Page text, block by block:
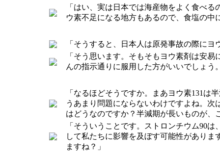
「はい、実は日本では海産物をよく食べ
ウ素不足になる地方もあるので、食塩の
「そうすると、日本人は原発事故の際に
「そう思います。そもそもヨウ素剤は安
んの指示通りに服用した方がいいでしょう
「なるほどそうですか。まあヨウ素131は
うあまり問題にならないわけですよね。
はどうなのですか？半減期が長いものが、
「そういうことです。ストロンチウム90
して私たちに影響を及ぼす可能性があり
ますね？」